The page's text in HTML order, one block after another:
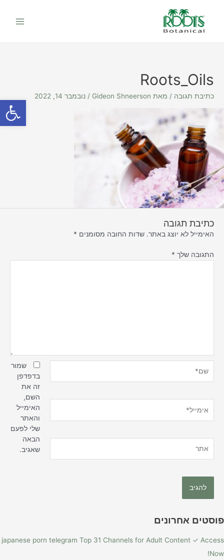
פתח
Menu
Roots_Oils
כתיבת תגובה / מאת Gideon Shneerson
/ נובמבר 14, 2022
כתיבת תגובה
האימייל לא יוצג באתר. שדות החובה מסומנים *
התגובה שלך *
שמור
בדפדפן
זה את
השם,
האימייל
והאתר
שלי לפעם
הבאה
שאגיב.
פוסטים אחרונים
japanese porn telegram Top 31 Channels for Adult Content ✓ Access
Now!